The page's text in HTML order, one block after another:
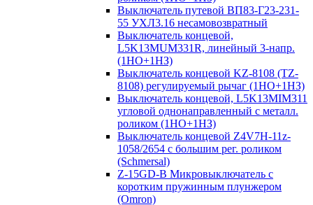
Выключатель путевой ВП83-Г23-231-
55 УХЛ3.16 несамовозвратный
Выключатель концевой,
L5K13MUM331R, линейный 3-напр.
(1НО+1НЗ)
Выключатель концевой KZ-8108 (TZ-
8108) регулируемый рычаг (1НО+1НЗ)
Выключатель концевой, L5K13MIM311
угловой однонаправленный с металл.
роликом (1НО+1НЗ)
Выключатель концевой Z4V7H-11z-
1058/2654 с большим рег. роликом
(Schmersal)
Z-15GD-B Микровыключатель с
коротким пружинным плунжером
(Omron)